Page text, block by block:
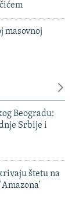
masovnoj
Beogradu:
Srbije i
štetu na